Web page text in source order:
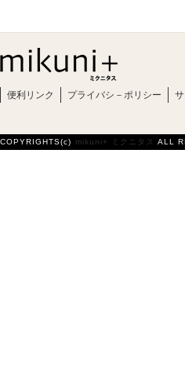
便利リンク プライバシ－ポリシー
COPYRIGHTS(c) mikuni+ ミクニタス ALL